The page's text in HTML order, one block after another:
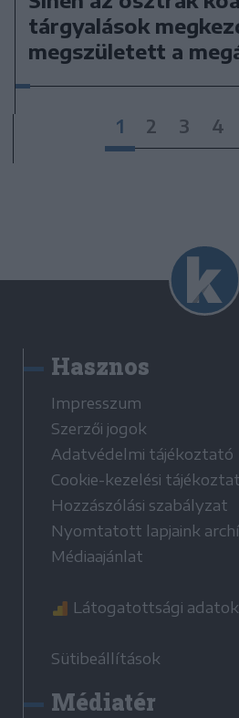
tárgyalások
megszületett a
1 2 3 4
Hasznos
Impresszum
Szerzői jogok
Adatvédelmi tájékoztató
Cookie-kezelési
Hozzászólási szabályzat
Nyomtatott lapjaink
Médiaajánlat
Látogatottsági adatok
Sütibeállítások
Médiatér